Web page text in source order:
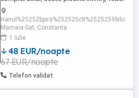
canapeaua extensibila 200 160 în living și pat
matrimonial în dormitor Preț negociabil în
perioadă și nr de zile de cazare.
Mamaia-Sat, Constanta
1 iulie
48 EUR/noapte
67 EUR/noapte
Telefon validat